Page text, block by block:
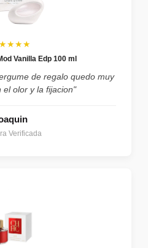
Vanilla Edp 100 ml
de regalo quedo muy
el olor y la fijacion"
Verificada